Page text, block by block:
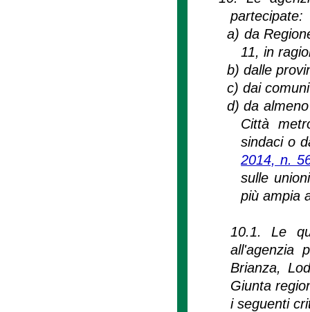
partecipate:
a) da
11, in
b) dalle
c) dai
d)da
Città
sindaci o
2014, n.
sulle
più ampia
10.1. Le
all'agenzia
Brianza,
Giunta
i seguenti